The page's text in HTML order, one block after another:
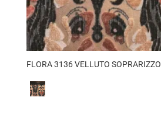
FLORA 3136 VELLUTO SOPRARIZZO